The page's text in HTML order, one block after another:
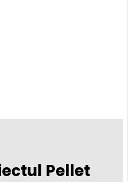
Pellet